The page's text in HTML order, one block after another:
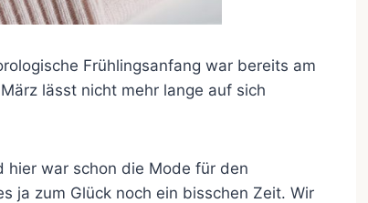
Frühlingsanfang war bereits am
lässt nicht mehr lange auf sich
hier war schon die Mode für den
ja zum Glück noch ein bisschen Zeit. Wir